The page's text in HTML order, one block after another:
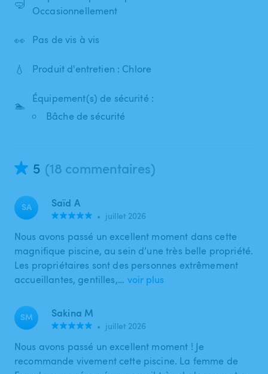
🤿
Occasionnellement
👀 Pas de vis à vis
💧 Produit d'entretien : Chlore
🏊
Équipement(s) de sécurité :
Bâche de sécurité
5 (18 commentaires)
SA Saïd A
• juillet 2026
Nous avons passé un excellent moment dans cette
magnifique piscine, au sein d’une très belle propriété.
Les propriétaires sont des personnes extrêmement
accueillantes, gentilles,… voir plus
SM Sakina M
• juillet 2026
Nous avons passé un excellent moment ! Je
recommande vivement cette piscine. La femme de